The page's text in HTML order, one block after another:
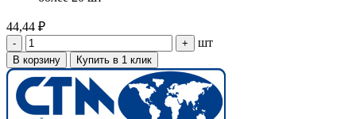
44,44 ₽
- + шт
В корзину Купить в 1 клик